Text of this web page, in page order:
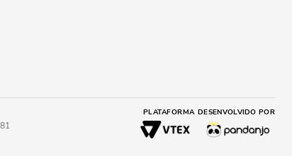
PLATAFORMA DESENVOLVIDO POR